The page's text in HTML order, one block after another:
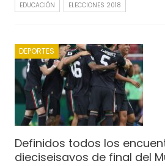
EDUCACIÓN
ELECCIONES 2018
DEPORTES
Definidos todos los
dieciseisavos de final del